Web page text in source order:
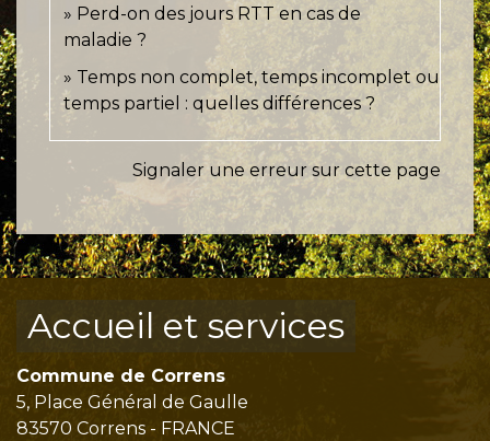
Perd-on des jours RTT en cas de
maladie ?
Temps non complet, temps incomplet ou
temps partiel : quelles différences ?
Signaler une erreur sur cette page
Accueil et services
Commune de Correns
5, Place Général de Gaulle
83570 Correns - FRANCE